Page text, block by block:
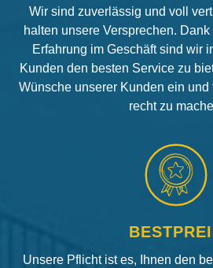
Wir sind zuverlässig und voll
halten unsere Versprechen.
Erfahrung im Geschäft sind wir
Kunden den besten Service zu
Wünsche unserer Kunden ein
recht zu
Unsere Pflicht ist es, Ihnen den